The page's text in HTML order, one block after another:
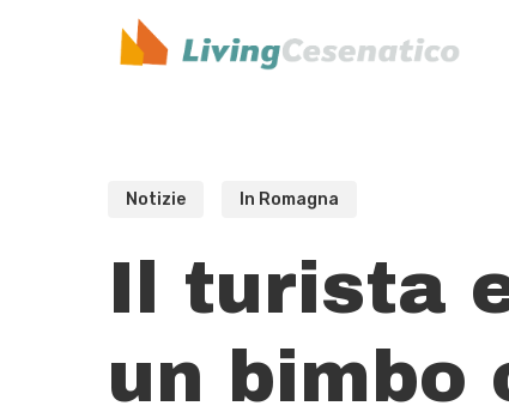
Notizie In Romagna
Il turista
un bimbo